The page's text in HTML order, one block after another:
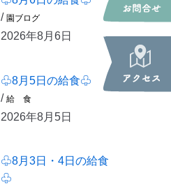
/ 園ブログ
2026年8月6日
♧8月5日の給食♧
/ 給 食
2026年8月5日
♧8月3日・4日の給食
♧